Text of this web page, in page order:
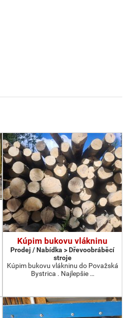
Kúpim bukovu vlákninu
Prodej / Nabídka > Dřevoobráběcí
stroje
Kúpim bukovu vlákninu do Považská
Bystrica . Najlepšie …